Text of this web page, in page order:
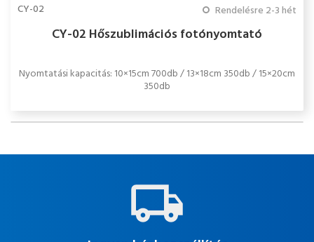
CY-02 Rendelésre 2-3 hét
CY-02 Hőszublimációs fotónyomtató
Nyomtatási kapacitás: 10×15cm 700db / 13×18cm 350db / 15×20cm
350db